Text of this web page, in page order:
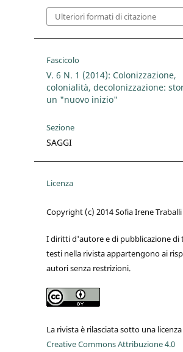
Ulteriori formati di citazione
Fascicolo
V. 6 N. 1 (2014): Colonizzazione,
colonialità, decolonizzazione:
un "nuovo inizio"
Sezione
SAGGI
Licenza
Copyright (c) 2014 Sofia Irene Traballi
I diritti d'autore e di pubblicazione di
testi nella rivista appartengono ai
autori senza restrizioni.
La rivista è rilasciata sotto una licenza
Creative Commons Attribuzione 4.0